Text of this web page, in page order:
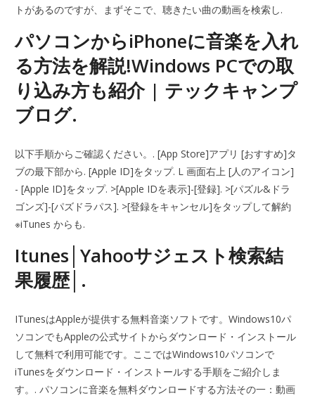
トがあるのですが、まずそこで、聴きたい曲の動画を検索し.
パソコンからiPhoneに音楽を入れ
る方法を解説!Windows PCでの取
り込み方も紹介 | テックキャンプ
ブログ.
以下手順からご確認ください。. [App Store]アプリ [おすすめ]タ
ブの最下部から. [Apple ID]をタップ. L 画面右上 [人のアイコン]
- [Apple ID]をタップ. >[Apple IDを表示]-[登録]. >[パズル&ドラ
ゴンズ]-[パズドラパス]. >[登録をキャンセル]をタップして解約
※iTunes からも.
Itunes│Yahooサジェスト検索結
果履歴│.
ITunesはAppleが提供する無料音楽ソフトです。Windows10パ
ソコンでもAppleの公式サイトからダウンロード・インストール
して無料で利用可能です。ここではWindows10パソコンで
iTunesをダウンロード・インストールする手順をご紹介しま
す。. パソコンに音楽を無料ダウンロードする方法その一：動画